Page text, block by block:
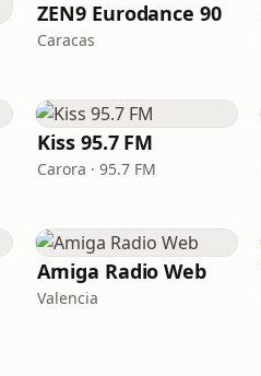
ZEN9 Eurodance 90
Caracas
Kiss 95.7 FM
Carora · 95.7 FM
Amiga Radio Web
Valencia